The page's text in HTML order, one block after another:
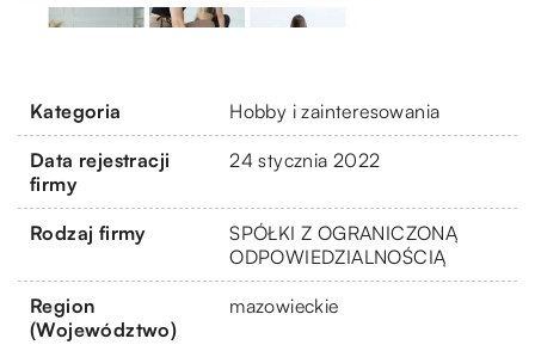
Kategoria Hobby i zainteresowania
Data rejestracji
firmy
24 stycznia 2022
Rodzaj firmy
SPÓŁKI Z OGRANICZONĄ
ODPOWIEDZIALNOŚCIĄ
Region
(Województwo)
mazowieckie